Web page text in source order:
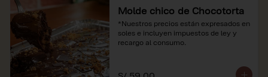
Molde chico de Chocotorta
*Nuestros precios están expresados en
soles e incluyen impuestos de ley y
recargo al consumo.